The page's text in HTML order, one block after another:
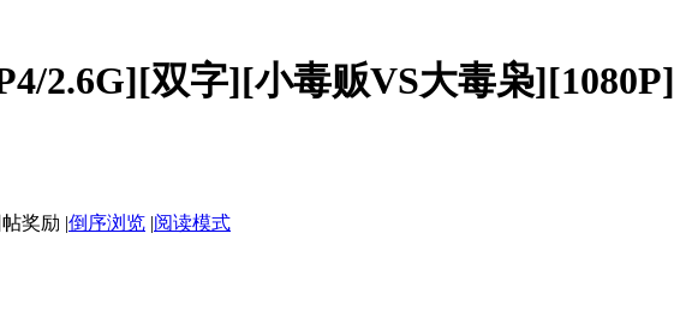
2.6G][双字][小毒贩VS大毒枭][1080P]
|倒序浏览 |阅读模式